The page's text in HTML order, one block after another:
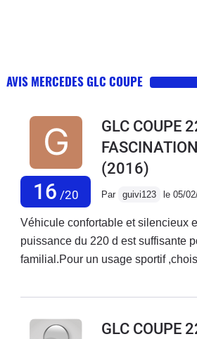
AVIS MERCEDES GLC COUPE
16 /20
GLC COUPE
(2016)
Par guivi123 le 05/
Véhicule confortable et silencieux
puissance du 220 d est suffisante
familial.Pour un usage sportif
volumineux en rabaissant la
Facisnation étant bien équipée
GLC COUPE